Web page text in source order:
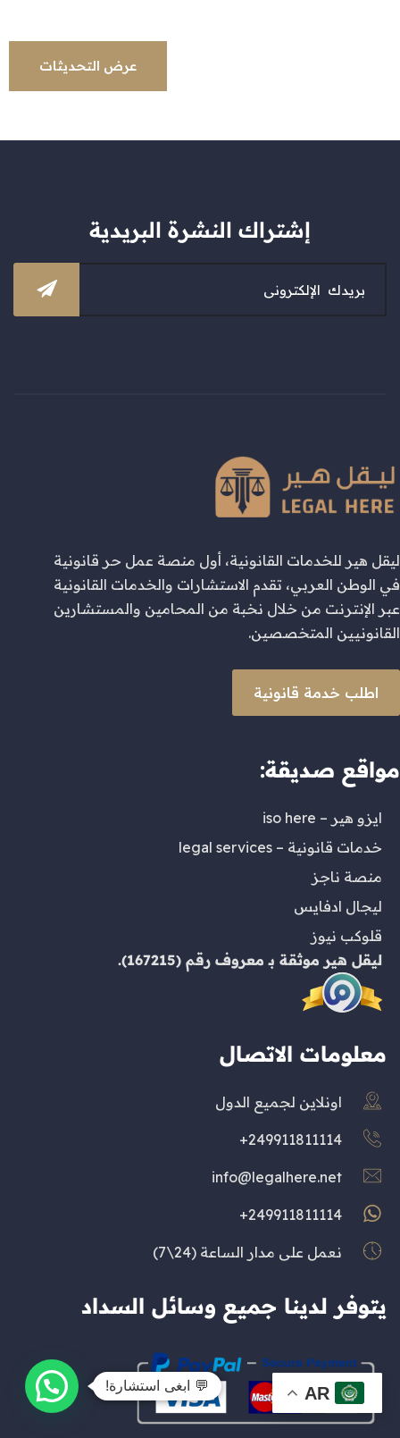
عرض التحديثات
إشتراك النشرة البريدية
ليقل هير للخدمات القانونية، أول منصة عمل حر قانونية
في الوطن العربي، تقدم الاستشارات والخدمات القانونية
عبر الإنترنت من خلال نخبة من المحامين والمستشارين
القانونيين المتخصصين.
اطلب خدمة قانونية
مواقع صديقة:
ايزو هير – iso here
خدمات قانونية – legal services
منصة ناجز
ليجال ادفايس
قلوكب نيوز
ليقل هير موثقة بـ معروف رقم (167215).
معلومات الاتصال
اونلاين لجميع الدول
249911811114+
info@legalhere.net
249911811114+
نعمل على مدار الساعة (24\7)
يتوفر لدينا جميع وسائل السداد
AR 💬 ابغى استشارة!